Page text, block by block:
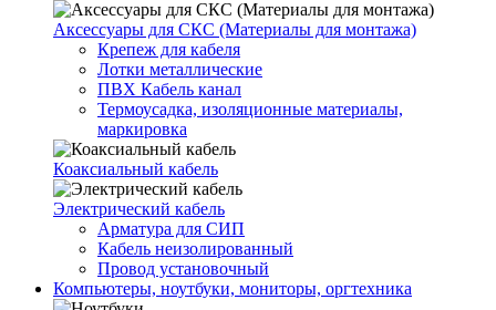
Аксессуары для СКС (Материалы для монтажа)
Крепеж для кабеля
Лотки металлические
ПВХ Кабель канал
Термоусадка, изоляционные материалы,
маркировка
Коаксиальный кабель
Электрический кабель
Арматура для СИП
Кабель неизолированный
Провод установочный
Компьютеры, ноутбуки, мониторы, оргтехника